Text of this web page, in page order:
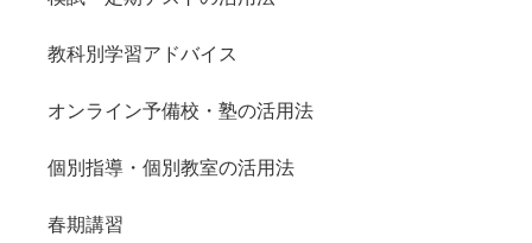
教科別学習アドバイス
オンライン予備校・塾の活用法
個別指導・個別教室の活用法
春期講習